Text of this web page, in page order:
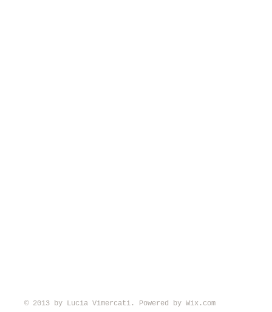
© 2013 by Lucia Vimercati. Powered by Wix.com